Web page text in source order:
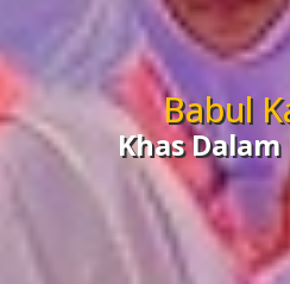
Babul
Khas